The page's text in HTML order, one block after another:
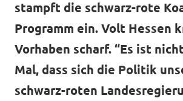
Kommunalwahl 2026
Mache bei uns mit!
Deine Spende für Volt!
stampft die schwarz-rote
Programm ein. Volt Hessen
Vorhaben scharf. “Es ist
Mal, dass sich die Politik
schwarz-roten